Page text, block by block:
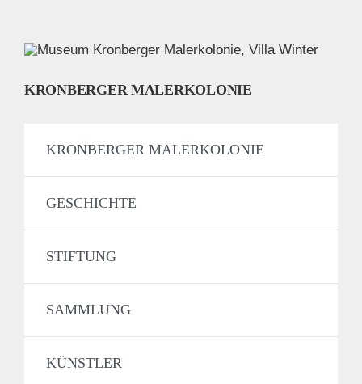
KRONBERGER MALERKOLONIE
KRONBERGER MALERKOLONIE
GESCHICHTE
STIFTUNG
SAMMLUNG
KÜNSTLER